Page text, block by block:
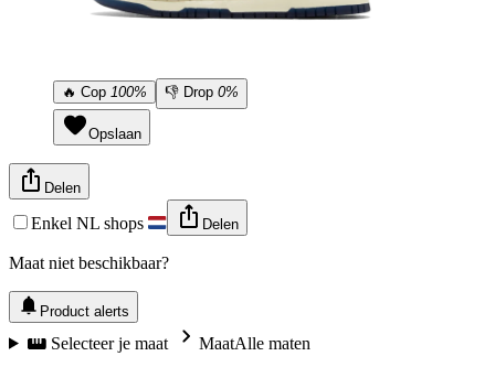
🔥 Cop 100% 👎 Drop 0%
Opslaan
Delen
Enkel NL shops Delen
Maat niet beschikbaar?
Product alerts
Selecteer je maat MaatAlle maten